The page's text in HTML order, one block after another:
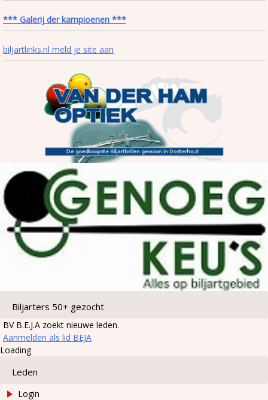
*** Galerij der kampioenen ***
biljartlinks.nl meld je site aan
Biljarters 50+ gezocht
BV B.E.J.A zoekt nieuwe leden.
Aanmelden als lid BEJA
Loading
Leden
Login